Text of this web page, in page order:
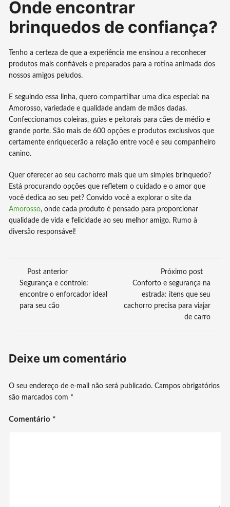
Onde encontrar
brinquedos de confiança?
Tenho a certeza de que a experiência me ensinou a reconhecer
produtos mais confiáveis e preparados para a rotina animada dos
nossos amigos peludos.
E seguindo essa linha, quero compartilhar uma dica especial: na
Amorosso, variedade e qualidade andam de mãos dadas.
Confeccionamos coleiras, guias e peitorais para cães de médio e
grande porte. São mais de 600 opções e produtos exclusivos que
certamente enriquecerão a relação entre você e seu companheiro
canino.
Quer oferecer ao seu cachorro mais que um simples brinquedo?
Está procurando opções que refletem o cuidado e o amor que
você dedica ao seu pet? Convido você a explorar o site da
Amorosso, onde cada produto é pensado para proporcionar
qualidade de vida e felicidade ao seu melhor amigo. Rumo à
diversão responsável!
Navegação
de
post
Post anterior
Segurança e controle:
encontre o enforcador ideal
para seu cão
Próximo post
Conforto e segurança na
estrada: itens que seu
cachorro precisa para viajar
de carro
Deixe um comentário
O seu endereço de e-mail não será publicado. Campos obrigatórios
são marcados com *
Comentário *